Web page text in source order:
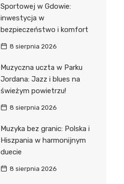
Sportowej w Gdowie:
inwestycja w
bezpieczeństwo i komfort
8 sierpnia 2026
Muzyczna uczta w Parku
Jordana: Jazz i blues na
świeżym powietrzu!
8 sierpnia 2026
Muzyka bez granic: Polska i
Hiszpania w harmonijnym
duecie
8 sierpnia 2026